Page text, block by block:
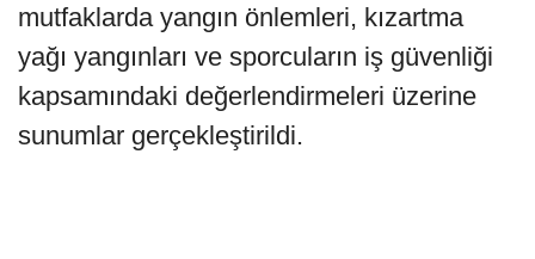
mutfaklarda yangın önlemleri, kızartma
yağı yangınları ve sporcuların iş güvenliği
kapsamındaki değerlendirmeleri üzerine
sunumlar gerçekleştirildi.